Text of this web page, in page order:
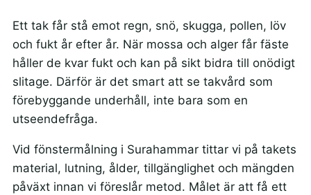
Ett tak får stå emot regn, snö, skugga, pollen, löv
och fukt år efter år. När mossa och alger får fäste
håller de kvar fukt och kan på sikt bidra till onödigt
slitage. Därför är det smart att se takvård som
förebyggande underhåll, inte bara som en
utseendefråga.
Vid fönstermålning i Surahammar tittar vi på takets
material, lutning, ålder, tillgänglighet och mängden
påväxt innan vi föreslår metod. Målet är att få ett